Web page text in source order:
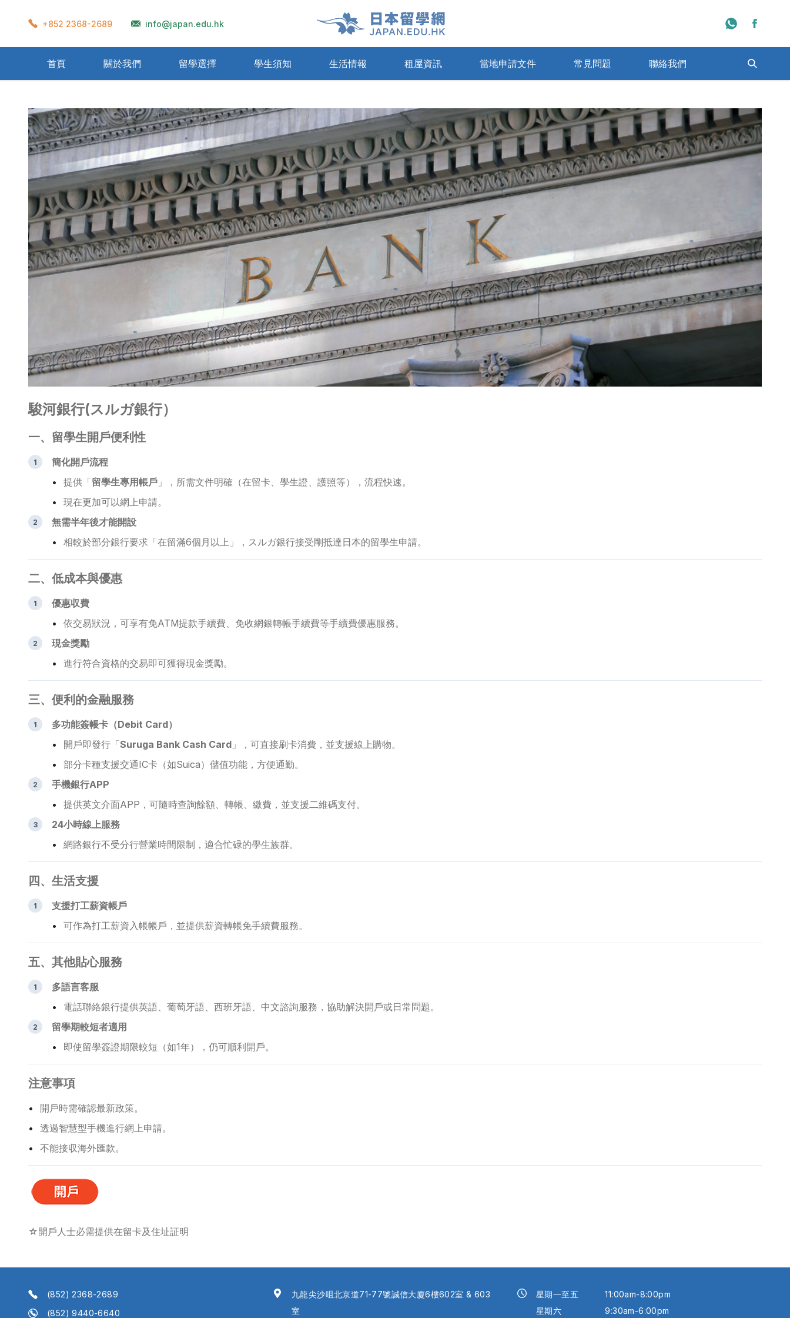
+852 2368-2689 info@japan.edu.hk
首頁 關於我們 留學選擇 學生須知
準備流程 獎學金制度 辦理留學需要文件 申請及領取簽證 日本語能力試驗(JLPT) 準備教育課程學校一覽 日本大學排名一覽
留學生考試(EJU) 日本教育制度
生活情報
衣著 飲食 交通 氣候 通訊
租屋資訊
學校宿舍 學生會館 Home Stay 一般公寓 日本的租賃基礎知識 Share House Airbnb
當地申請文件
在留卡 再入國許可 資格外活動許可 醫療保險
常見問題 聯絡我們
駿河銀行(スルガ銀行）
一、留學生開戶便利性
簡化開戶流程
提供「留學生專用帳戶 」，所需文件明確（在留卡、學生證、護照等），流程快速。
現在更加可以網上申請。
無需半年後才能開設
相較於部分銀行要求「在留滿6個月以上」，スルガ銀行接受剛抵達日本的留學生申請。
二、低成本與優惠
優惠収費
依交易狀況，可享有免ATM提款手續費、免收網銀轉帳手續費等手續費優惠服務。
現金獎勵
進行符合資格的交易即可獲得現金獎勵。
三、便利的金融服務
多功能簽帳卡（Debit Card）
開戶即發行「Suruga Bank Cash Card 」，可直接刷卡消費，並支援線上購物。
部分卡種支援交通IC卡（如Suica）儲值功能，方便通勤。
手機銀行APP
提供英文介面APP，可隨時查詢餘額、轉帳、繳費，並支援二維碼支付。
24小時線上服務
網路銀行不受分行營業時間限制，適合忙碌的學生族群。
四、生活支援
支援打工薪資帳戶
可作為打工薪資入帳帳戶，並提供薪資轉帳免手續費服務。
五、其他貼心服務
多語言客服
電話聯絡銀行提供英語、葡萄牙語、西班牙語、中文諮詢服務，協助解決開戶或日常問題。
留學期較短者適用
即使留學簽證期限較短（如1年），仍可順利開戶。
注意事項
開戶時需確認最新政策。
透過智慧型手機進行網上申請。
不能接収海外匯款。
☆開戶人士必需提供在留卡及住址証明
(852) 2368-2689
(852) 9440-6640
九龍尖沙咀北京道71-77號誠信大廈6樓602室 & 603
室
星期一至五
11:00am-8:00pm
星期六
9:30am-6:00pm